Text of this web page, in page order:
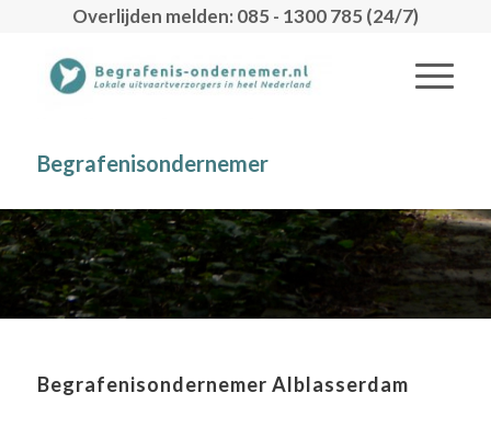
Overlijden melden: 085 - 1300 785 (24/7)
Begrafenisondernemer
Begrafenisondernemer Alblasserdam